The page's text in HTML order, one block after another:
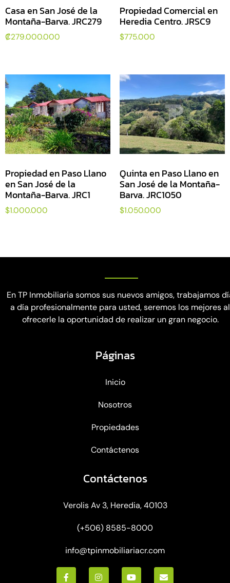
Casa en San José de la
Montaña-Barva. JRC279
₡279.000.000
Propiedad Comercial en
Heredia Centro. JRSC9
$775.000
Propiedad en Paso Llano
en San José de la
Montaña-Barva. JRC1
$1.000.000
Quinta en Paso Llano en
San José de la Montaña-
Barva. JRC1050
$1.050.000
En TP Inmobiliaria somos sus nuevos amigos, trabajamos
a día profesionalmente para usted, seremos los mejores al
ofrecerle la oportunidad de realizar un gran negocio.
Páginas
Inicio
Nosotros
Propiedades
Contáctenos
Contáctenos
Verolis Av 3, Heredia, 40103
(+506) 8585-8000
info@tpinmobiliariacr.com